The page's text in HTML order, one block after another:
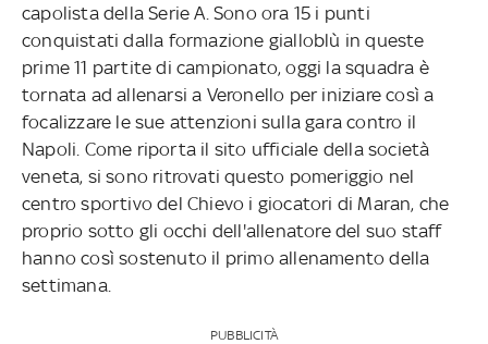
capolista della Serie A. Sono ora 15 i punti
conquistati dalla formazione gialloblù in queste
prime 11 partite di campionato, oggi la squadra è
tornata ad allenarsi a Veronello per iniziare così a
focalizzare le sue attenzioni sulla gara contro il
Napoli. Come riporta il sito ufficiale della società
veneta, si sono ritrovati questo pomeriggio nel
centro sportivo del Chievo i giocatori di Maran, che
proprio sotto gli occhi dell'allenatore del suo staff
hanno così sostenuto il primo allenamento della
settimana.
PUBBLICITÀ